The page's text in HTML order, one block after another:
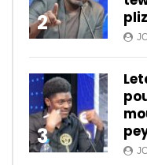
2
3